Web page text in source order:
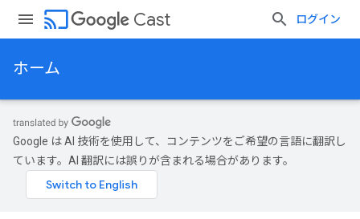
cast Cast ログイン
ホーム
Google は AI 技術を使用して、コンテンツをご希望の言語に翻訳し
ています。AI 翻訳には誤りが含まれる場合があります。